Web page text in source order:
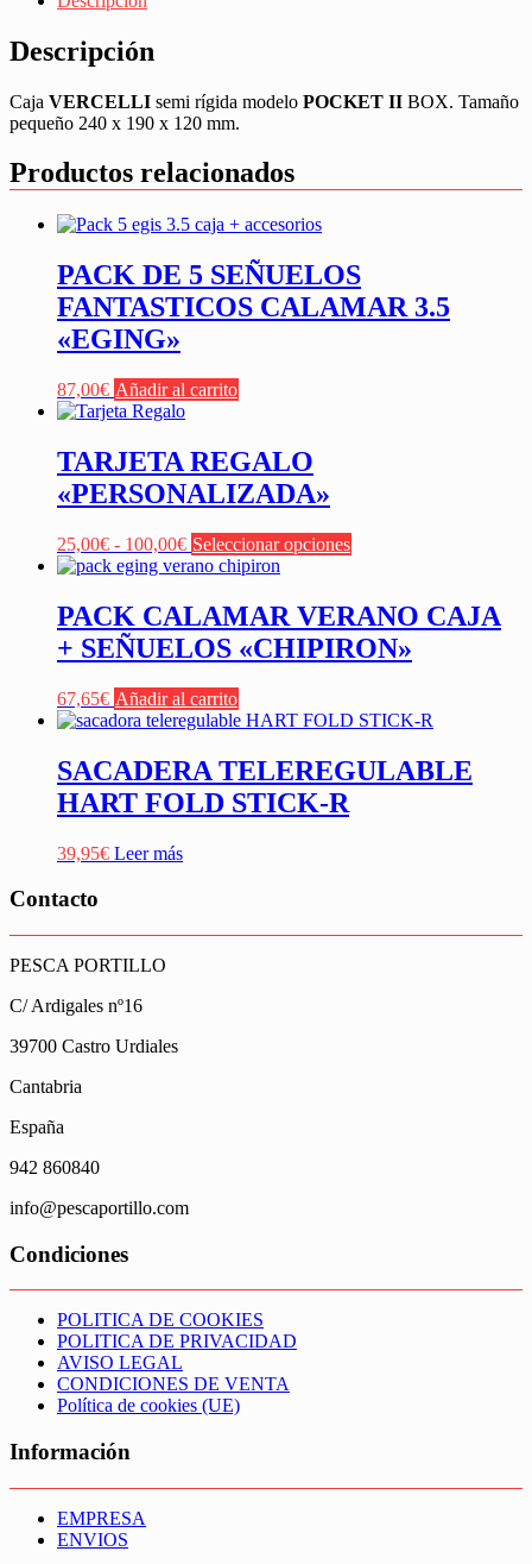
Descripción
Caja VERCELLI semi rígida modelo POCKET II BOX. Tamaño
pequeño 240 x 190 x 120 mm.
Productos relacionados
PACK DE 5 SEÑUELOS
FANTASTICOS CALAMAR 3.5
«EGING»
87,00€ Añadir al carrito
TARJETA REGALO
«PERSONALIZADA»
25,00€ - 100,00€Rango
de
desde
25,00€
hasta
Seleccionar opciones
múltiples
variantes.
Las
pueden
elegir
en
la
PACK CALAMAR VERANO CAJA
+ SEÑUELOS «CHIPIRON»
67,65€ Añadir al carrito
SACADERA TELEREGULABLE
HART FOLD STICK-R
39,95€ Leer más
Contacto
PESCA PORTILLO
C/ Ardigales nº16
39700 Castro Urdiales
Cantabria
España
942 860840
info@pescaportillo.com
Condiciones
POLITICA DE COOKIES
POLITICA DE PRIVACIDAD
AVISO LEGAL
CONDICIONES DE VENTA
Política de cookies (UE)
Información
EMPRESA
ENVIOS